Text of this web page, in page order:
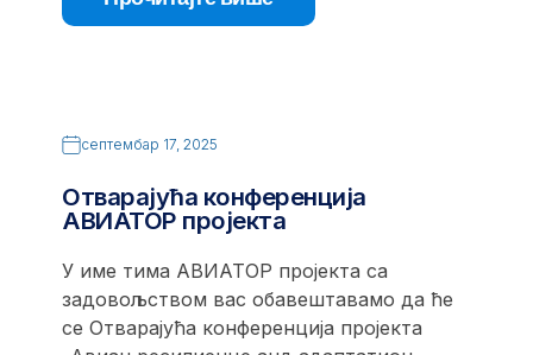
септембар 17, 2025
Отварајућа конференција
АВИАТОР пројекта
У име тима АВИАТОР пројекта са
задовољством вас обавештавамо да ће
се Отварајућа конференција пројекта